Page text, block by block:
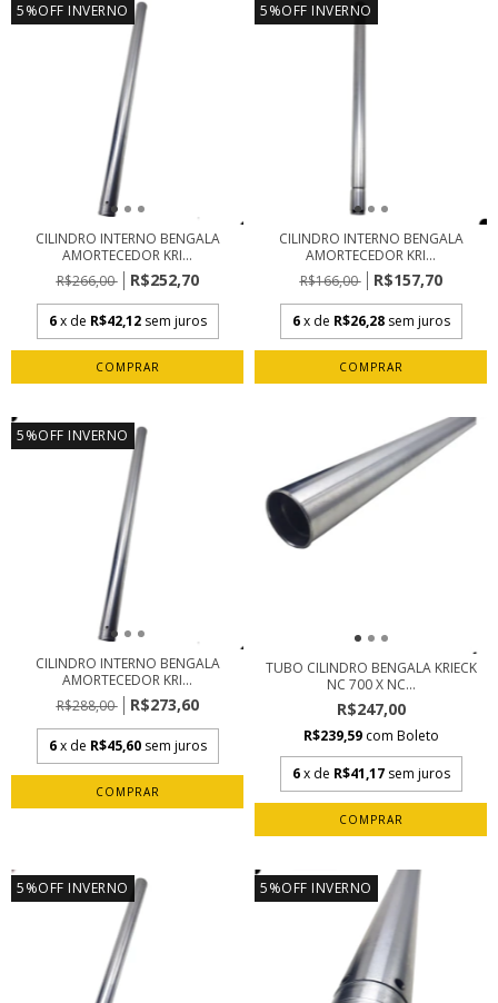
5%OFF INVERNO
CILINDRO INTERNO BENGALA
AMORTECEDOR KRI...
R$266,00
R$252,70
6 x de R$42,12 sem juros
5%OFF INVERNO
CILINDRO INTERNO BENGALA
AMORTECEDOR KRI...
R$166,00
R$157,70
6 x de R$26,28 sem juros
5%OFF INVERNO
CILINDRO INTERNO BENGALA
AMORTECEDOR KRI...
R$288,00
R$273,60
6 x de R$45,60 sem juros
TUBO CILINDRO BENGALA KRIECK
NC 700 X NC...
R$247,00
R$239,59 com Boleto
6 x de R$41,17 sem juros
5%OFF INVERNO 5%OFF INVERNO